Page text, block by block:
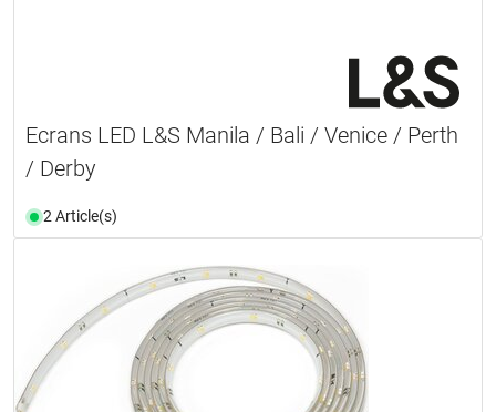
Ecrans LED L&S Manila / Bali / Venice / Perth
/ Derby
2 Article(s)